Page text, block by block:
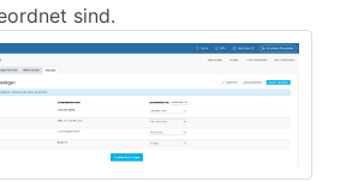
sind.